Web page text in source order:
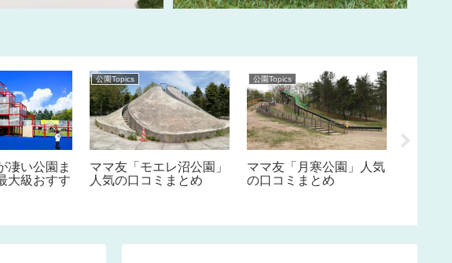
凄い公園ま
大級おすす
公園Topics
ママ友「モエレ沼公園」
人気の口コミまとめ
公園Topics
ママ友「月寒公園」人気
の口コミまとめ